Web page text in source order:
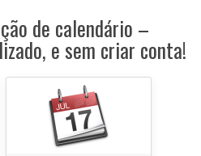
de calendário –
e sem criar conta!